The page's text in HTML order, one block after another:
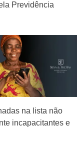
Previdência
na lista não
incapacitantes e